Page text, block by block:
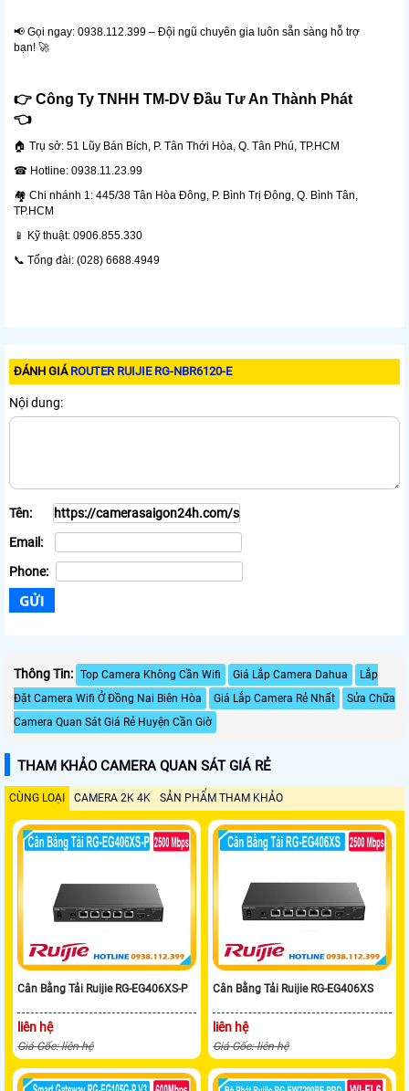
📢 Gọi ngay: 0938.112.399 – Đội ngũ chuyên gia luôn sẵn sàng hỗ trợ
bạn! 🚀
👉 Công Ty TNHH TM-DV Đầu Tư An Thành Phát
👈
🏠 Trụ sở: 51 Lũy Bán Bích, P. Tân Thới Hòa, Q. Tân Phú, TP.HCM
☎ Hotline: 0938.11.23.99
🏘 Chi nhánh 1: 445/38 Tân Hòa Đông, P. Bình Trị Đông, Q. Bình Tân,
TP.HCM
📱 Kỹ thuật: 0906.855.330
📞 Tổng đài: (028) 6688.4949
ĐÁNH GIÁ ROUTER RUIJIE RG-NBR6120-E
Nội dung:
Tên:
Email:
Phone:
Thông Tin: Top Camera Không Cần Wifi Giá Lắp Camera Dahua
Lắp
Đặt Camera Wifi Ở Đồng Nai Biên Hòa
Giá Lắp Camera Rẻ Nhất
Sửa Chữa
Camera Quan Sát Giá Rẻ Huyện Cần Giờ
THAM KHẢO CAMERA QUAN SÁT GIÁ RẺ
CÙNG LOẠI CAMERA 2K 4K SẢN PHẨM THAM KHẢO
Cân Bằng Tải Ruijie RG-EG406XS-P
liên hệ
Giá Gốc: liên hệ
Cân Bằng Tải Ruijie RG-EG406XS
liên hệ
Giá Gốc: liên hệ